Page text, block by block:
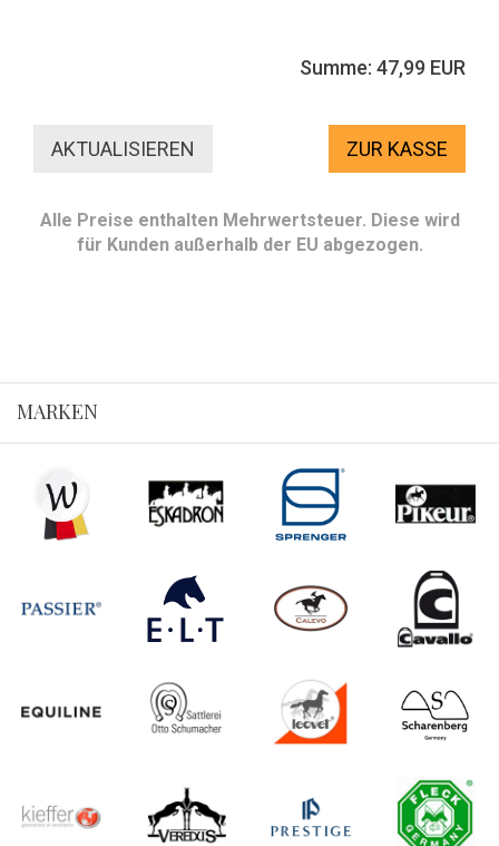
Summe: 47,99 EUR
ZUR KASSE
Alle Preise enthalten Mehrwertsteuer. Diese wird
für Kunden außerhalb der EU abgezogen.
MARKEN